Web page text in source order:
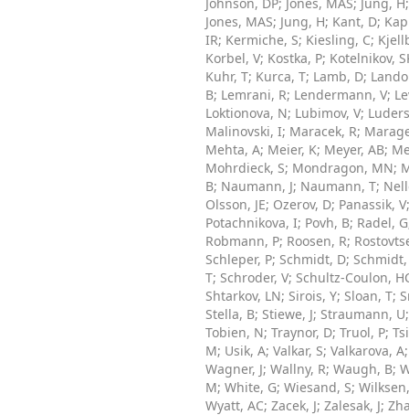
Jones, MAS; Jung, H; Kant, D;
IR; Kermiche, S; Kiesling, C;
Korbel, V; Kostka, P; Kotelnikov,
Kuhr, T; Kurca, T; Lamb, D;
B; Lemrani, R; Lendermann, V;
Loktionova, N; Lubimov, V;
Malinovski, I; Maracek, R;
Mehta, A; Meier, K; Meyer, AB;
Mohrdieck, S; Mondragon, MN;
B; Naumann, J; Naumann, T;
Olsson, JE; Ozerov, D; Panassik, V
Potachnikova, I; Povh, B; Radel, G
Robmann, P; Roosen, R;
Schleper, P; Schmidt, D;
T; Schroder, V; Schultz-Coulon,
Shtarkov, LN; Sirois, Y; Sloan, T;
Stella, B; Stiewe, J; Straumann, U
Tobien, N; Traynor, D; Truol, P;
M; Usik, A; Valkar, S; Valkarova, A
Wagner, J; Wallny, R; Waugh, B;
M; White, G; Wiesand, S;
Wyatt, AC; Zacek, J; Zalesak, J;